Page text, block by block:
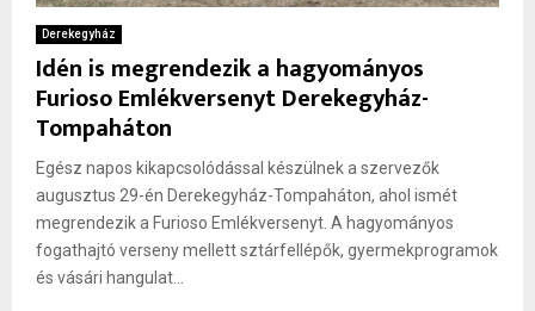
Derekegyház
Idén is megrendezik a hagyományos
Furioso Emlékversenyt Derekegyház-
Tompaháton
Egész napos kikapcsolódással készülnek a szervezők
augusztus 29-én Derekegyház-Tompaháton, ahol ismét
megrendezik a Furioso Emlékversenyt. A hagyományos
fogathajtó verseny mellett sztárfellépők, gyermekprogramok
és vásári hangulat...